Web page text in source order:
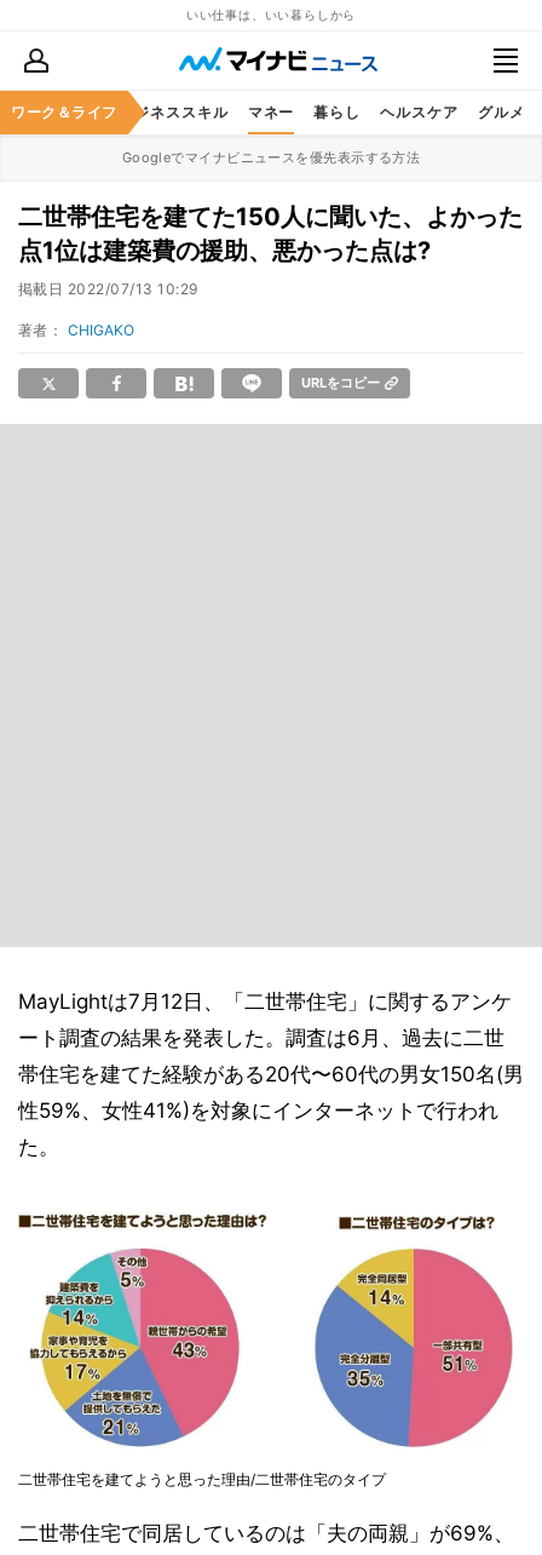
いい仕事は、いい暮らしから
ワーク＆ライフ
キャリア ビジネススキル マネー 暮らし ヘルスケア グルメ
Googleでマイナビニュースを優先表示する方法
二世帯住宅を建てた150人に聞いた、よかった
点1位は建築費の援助、悪かった点は?
掲載日 2022/07/13 10:29
著者： CHIGAKO
URLをコピー
MayLightは7月12日、「二世帯住宅」に関するアンケ
ート調査の結果を発表した。調査は6月、過去に二世
帯住宅を建てた経験がある20代〜60代の男女150名(男
性59%、女性41%)を対象にインターネットで行われ
た。
二世帯住宅を建てようと思った理由/二世帯住宅のタイプ
二世帯住宅で同居しているのは「夫の両親」が69%、